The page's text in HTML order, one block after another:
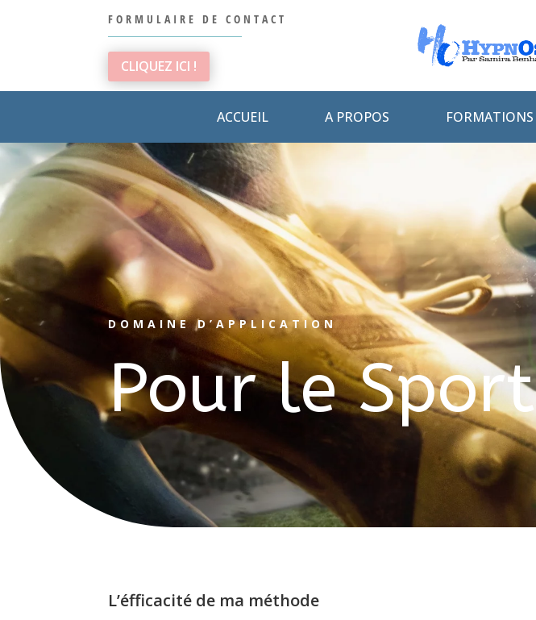
FORMULAIRE DE CONTACT
CLIQUEZ ICI !
ACCUEIL A PROPOS FORMATIONS
DOMAINE D’APPLICATION
Pour le Sport
L’éfficacité de ma méthode